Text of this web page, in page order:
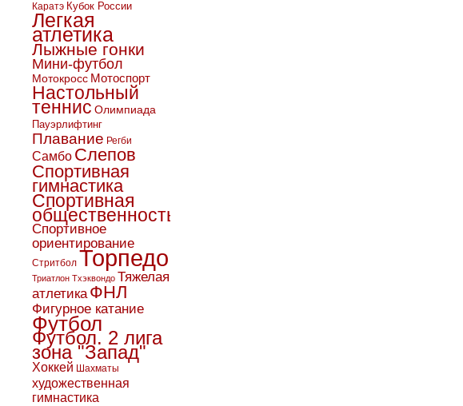
Каратэ Кубок России
Легкая
атлетика
Лыжные гонки
Мини-футбол
Мотокросс Мотоспорт
Настольный
теннис Олимпиада
Пауэрлифтинг
Плавание Регби
Самбо Слепов
Спортивная
гимнастика
Спортивная
общественность
Спортивное
ориентирование
Стритбол Торпедо
Триатлон Тхэквондо Тяжелая
атлетика ФНЛ
Фигурное катание
Футбол
Футбол. 2 лига
зона "Запад"
Хоккей Шахматы
художественная
гимнастика